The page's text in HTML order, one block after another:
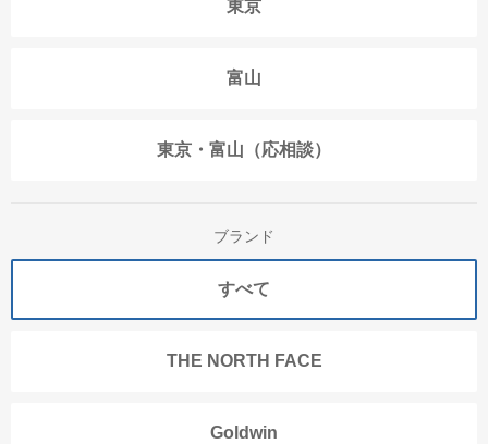
東京
富山
東京・富山（応相談）
ブランド
すべて
THE NORTH FACE
Goldwin